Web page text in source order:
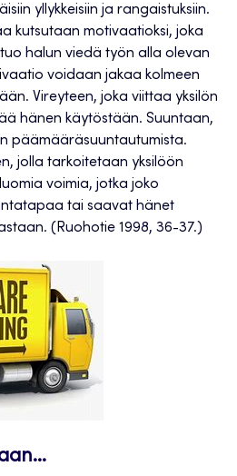
yllykkeisiin ja rangaistuksiin.
kutsutaan motivaatioksi, joka
halun viedä työn alla olevan
voidaan jakaa kolmeen
Vireyteen, joka viittaa yksilön
hänen käytöstään. Suuntaan,
päämääräsuuntautumista.
jolla tarkoitetaan yksilöön
voimia, jotka joko
tai saavat hänet
(Ruohotie 1998, 36-37.)